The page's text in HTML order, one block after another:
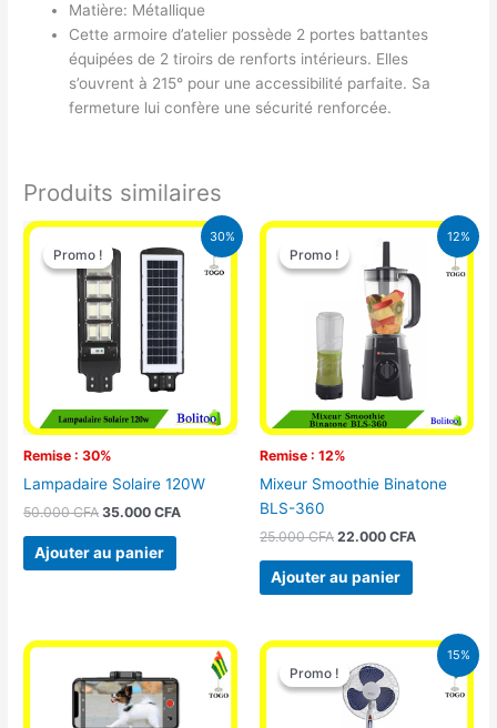
Matière: Métallique
Cette armoire d’atelier possède 2 portes battantes
équipées de 2 tiroirs de renforts intérieurs. Elles
s’ouvrent à 215° pour une accessibilité parfaite. Sa
fermeture lui confère une sécurité renforcée.
Produits similaires
30%
Promo !
Remise : 30%
Promo !
Lampadaire Solaire 120W
50.000CFA
Le
prix
initial
était :
50.000 CFA.
35.000CFA
Le
prix
actuel
est :
35.000 CFA.
Ajouter au panier
12%
Promo !
Remise : 12%
Promo !
Mixeur Smoothie Binatone
BLS-360
25.000CFA
Le
prix
initial
était :
25.000 CFA.
22.000 CFA
Le
prix
actuel
est :
Ajouter au panier
15%
Promo !
Promo !
Le
prix
initial
était :
10.000 CFA.
Le